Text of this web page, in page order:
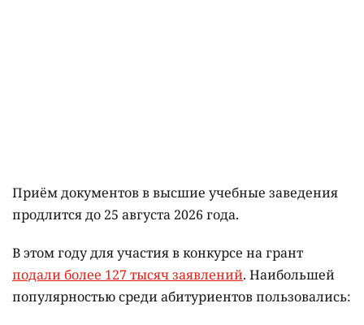
Приём документов в высшие учебные заведения
продлится до 25 августа 2026 года.
В этом году для участия в конкурсе на грант
подали более 127 тысяч заявлений. Наибольшей
популярностью среди абитуриентов пользовались: